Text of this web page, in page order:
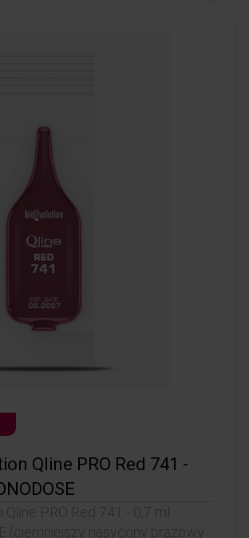
Qline PRO Red 741 -
PRO Red 741 - 0,7 ml
(ciemniejszy nasycony brązowy